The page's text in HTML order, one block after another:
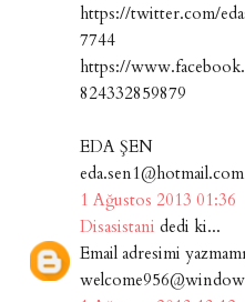
https://twitter.com/
7744
https://
824332859879
EDA ŞEN
eda.sen1@hotmail.com
1 Ağustos 2013 01:36
Disasistani dedi ki...
Email adresimi